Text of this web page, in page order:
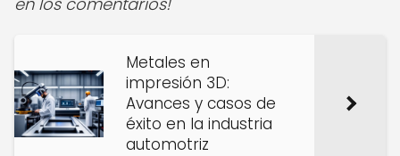
Metales en
impresión 3D:
Avances y casos de
éxito en la industria
automotriz